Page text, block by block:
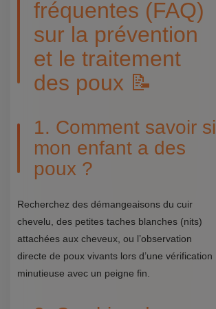
fréquentes (FAQ)
sur la prévention
et le traitement
des poux 📝
1. Comment savoir si
mon enfant a des
poux ?
Recherchez des démangeaisons du cuir
chevelu, des petites taches blanches (nits)
attachées aux cheveux, ou l’observation
directe de poux vivants lors d’une vérification
minutieuse avec un peigne fin.